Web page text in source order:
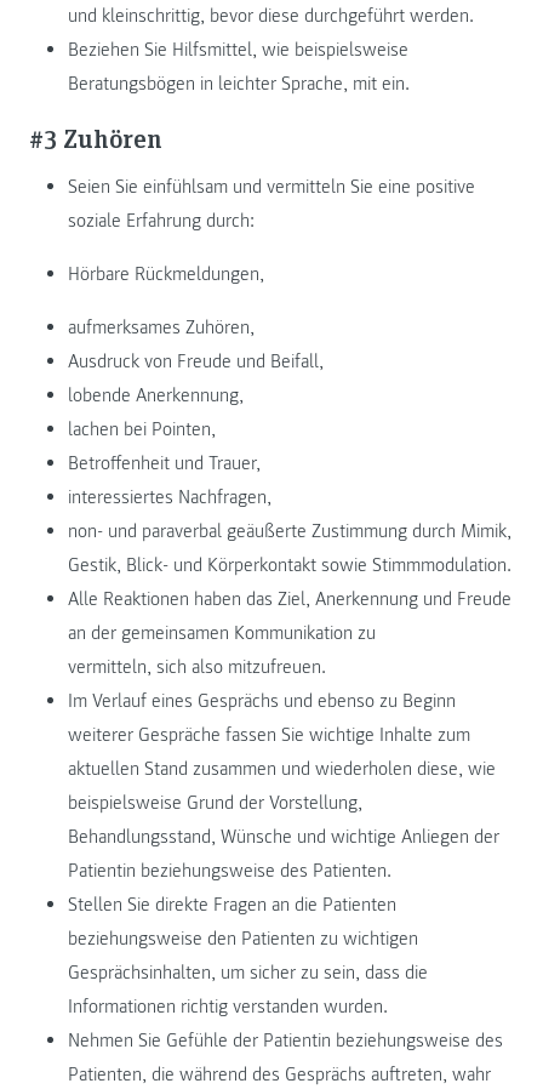
und kleinschrittig, bevor diese durchgeführt werden.
Beziehen Sie Hilfsmittel, wie beispielsweise
Beratungsbögen in leichter Sprache, mit ein.
#3 Zuhören
Seien Sie einfühlsam und vermitteln Sie eine positive
soziale Erfahrung durch:
Hörbare Rückmeldungen,
aufmerksames Zuhören,
Ausdruck von Freude und Beifall,
lobende Anerkennung,
lachen bei Pointen,
Betroffenheit und Trauer,
interessiertes Nachfragen,
non- und paraverbal geäußerte Zustimmung durch Mimik,
Gestik, Blick- und Körperkontakt sowie Stimmmodulation.
Alle Reaktionen haben das Ziel, Anerkennung und Freude
an der gemeinsamen Kommunikation zu
vermitteln, sich also mitzufreuen.
Im Verlauf eines Gesprächs und ebenso zu Beginn
weiterer Gespräche fassen Sie wichtige Inhalte zum
aktuellen Stand zusammen und wiederholen diese, wie
beispielsweise Grund der Vorstellung,
Behandlungsstand, Wünsche und wichtige Anliegen der
Patientin beziehungsweise des Patienten.
Stellen Sie direkte Fragen an die Patienten
beziehungsweise den Patienten zu wichtigen
Gesprächsinhalten, um sicher zu sein, dass die
Informationen richtig verstanden wurden.
Nehmen Sie Gefühle der Patientin beziehungsweise des
Patienten, die während des Gesprächs auftreten, wahr